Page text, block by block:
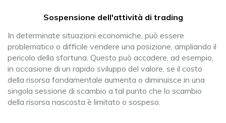
Sospensione dell'attività di trading
In determinate situazioni economiche, può essere
problematico o difficile vendere una posizione, ampliando il
pericolo della sfortuna. Questo può accadere, ad esempio,
in occasione di un rapido sviluppo del valore, se il costo
della risorsa fondamentale aumenta o diminuisce in una
singola sessione di scambio a tal punto che lo scambio
della risorsa nascosta è limitato o sospeso.